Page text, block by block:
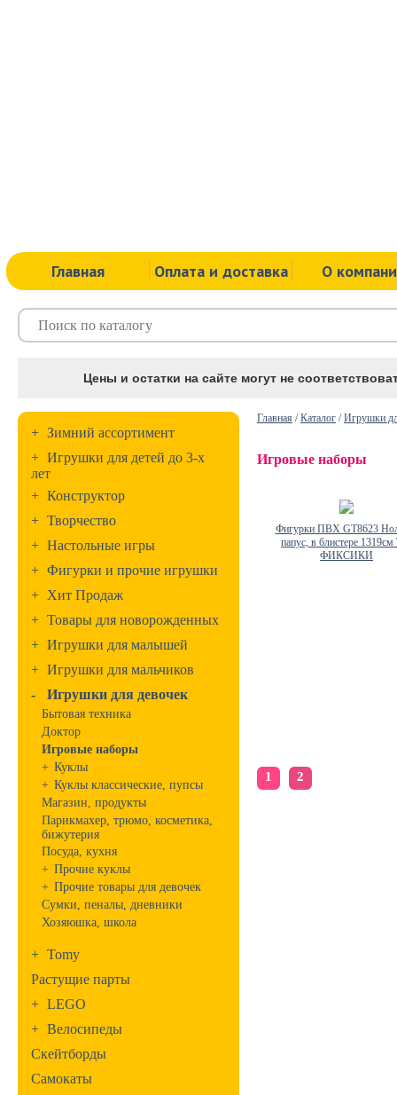
Главная Оплата и доставка О
Цены и остатки на сайте могут не
+ Зимний ассортимент
+ Игрушки для детей до 3-х
лет
+ Конструктор
+ Творчество
+ Настольные игры
+ Фигурки и прочие игрушки
+ Хит Продаж
+ Товары для новорожденных
+ Игрушки для малышей
+ Игрушки для мальчиков
-
Игрушки для девочек
Бытовая техника
Доктор
Игровые наборы
+ Куклы
+ Куклы классические, пупсы
Магазин, продукты
Парикмахер, трюмо, косметика,
бижутерия
Посуда, кухня
+ Прочие куклы
+ Прочие товары для девочек
Сумки, пеналы, дневники
Хозяюшка, школа
+ Tomy
Растущие парты
+ LEGO
+ Велосипеды
Скейтборды
Самокаты
Главная /Каталог /Игрушки
Игровые наборы
Фигурки ПВХ GT8623
папус, в блистере
ФИКСИКИ
1 2